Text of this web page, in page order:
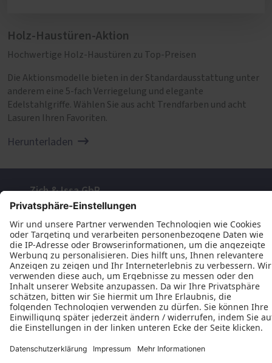
Holz-Haustüren-Aktion
Hochwertige Holz-Haustüren zu Top-Preisen
Die Aktionsmodelle bieten in der Standardausstattung unter
anderem eine 5-fach Verriegelung und elegante
Edelstahlgriffe. Wählen Sie aus acht Trendfarben und acht
Lasuren Ihren Favoriten.
Herunterladen
Zich & Issa GbR
38120 Braunschweig
+49 (531) 848065
+49 (151) 15804381
E-Mail schreiben
Öffnungszeiten